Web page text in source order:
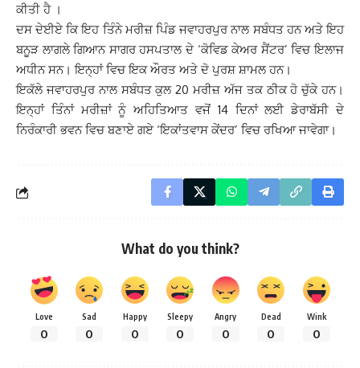
ਕੀਤੀ ਹੈ ।
ਦਸ ਦੇਈਏ ਕਿ ਇਹ ਤਿੰਨੇ ਮਰੀਜ਼ ਪਿੰਡ ਜਵਾਹਰਪੁਰ ਨਾਲ ਸਬੰਧਤ ਹਨ ਅਤੇ ਇਹ
ਬਨੂੜ ਲਾਗਲੇ ਗਿਆਨ ਸਾਗਰ ਹਸਪਤਾਲ ਦੇ ‘ਕੋਵਿਡ ਕੇਅਰ ਸੈਂਟਰ’ ਵਿਚ ਇਲਾਜ
ਅਧੀਨ ਸਨ। ਇਨ੍ਹਾਂ ਵਿਚ ਇਕ ਔਰਤ ਅਤੇ ਦੋ ਪੁਰਸ਼ ਸ਼ਾਮਲ ਹਨ।
ਇਕੱਲੇ ਜਵਾਹਰਪੁਰ ਨਾਲ ਸਬੰਧਤ ਕੁਲ 20 ਮਰੀਜ਼ ਅੱਜ ਤਕ ਠੀਕ ਹੋ ਚੁੱਕੇ ਹਨ।
ਇਨ੍ਹਾਂ ਤਿੰਨਾਂ ਮਰੀਜ਼ਾਂ ਨੂੰ ਅਹਿਤਿਆਤ ਵਜੋਂ 14 ਦਿਨਾਂ ਲਈ ਡੇਰਾਬੱਸੀ ਦੇ
ਨਿਰੰਕਾਰੀ ਭਵਨ ਵਿਚ ਬਣਾਏ ਗਏ ‘ਇਕਾਂਤਵਾਸ ਕੇਂਦਰ’ ਵਿਚ ਰਖਿਆ ਜਾਵੇਗਾ।
What do you think?
Love
0
Sad
0
Happy
0
Sleepy
0
Angry
0
Dead
0
Wink
0